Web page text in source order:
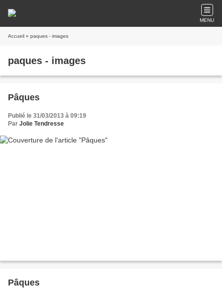
MENU
Accueil » paques - images
paques - images
Pâques
Publié le 31/03/2013 à 09:19
Par Jolie Tendresse
Pâques